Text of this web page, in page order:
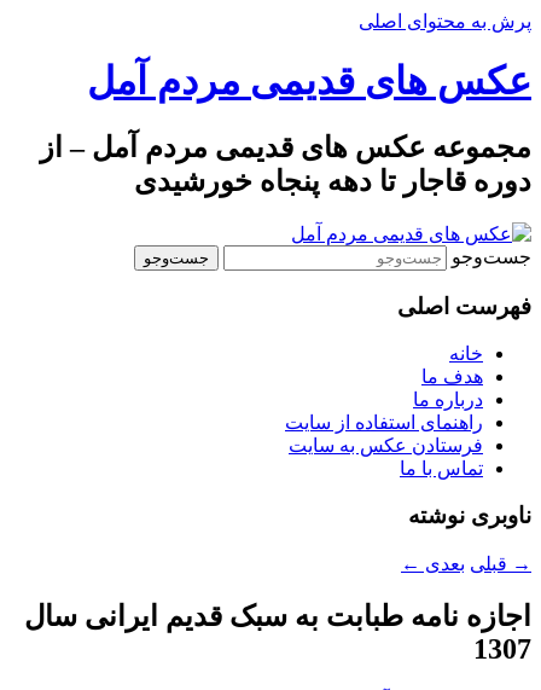
پرش به محتوای اصلی
عکس های قدیمی مردم آمل
مجموعه عکس های قدیمی مردم آمل – از
دوره قاجار تا دهه پنجاه خورشیدی
جست‌وجو
فهرست اصلی
خانه
هدف ما
درباره ما
راهنمای استفاده از سایت
فرستادن عکس به سایت
تماس با ما
ناوبری نوشته
→ قبلی بعدی ←
اجازه نامه طبابت به سبک قدیم ایرانی سال
1307